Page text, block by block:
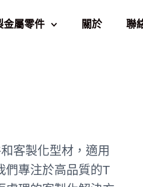
金屬零件 關於 聯
客製化型材，適用
們專注於高品質的T